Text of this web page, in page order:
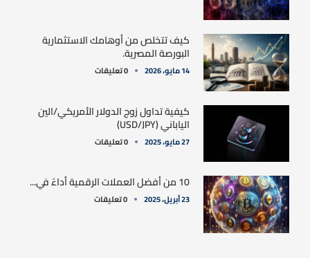
كيف تتخلص من أوهامك الاستثمارية
البورصة المصرية.
14 مايو، 2026 0 تعليقات
كيفية تداول زوج الدولار الأمريكي/الين
الياباني (USD/JPY)
27 مايو، 2025 0 تعليقات
10 من أفضل العملات الرقمية أداءً في...
23 أبريل، 2025 0 تعليقات